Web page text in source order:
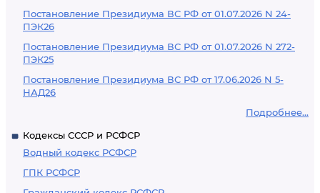
Постановление Президиума ВС РФ от 01.07.2026 N 24-
ПЭК26
Постановление Президиума ВС РФ от 01.07.2026 N 272-
ПЭК25
Постановление Президиума ВС РФ от 17.06.2026 N 5-
НАД26
Подробнее...
Кодексы СССР и РСФСР
Водный кодекс РСФСР
ГПК РСФСР